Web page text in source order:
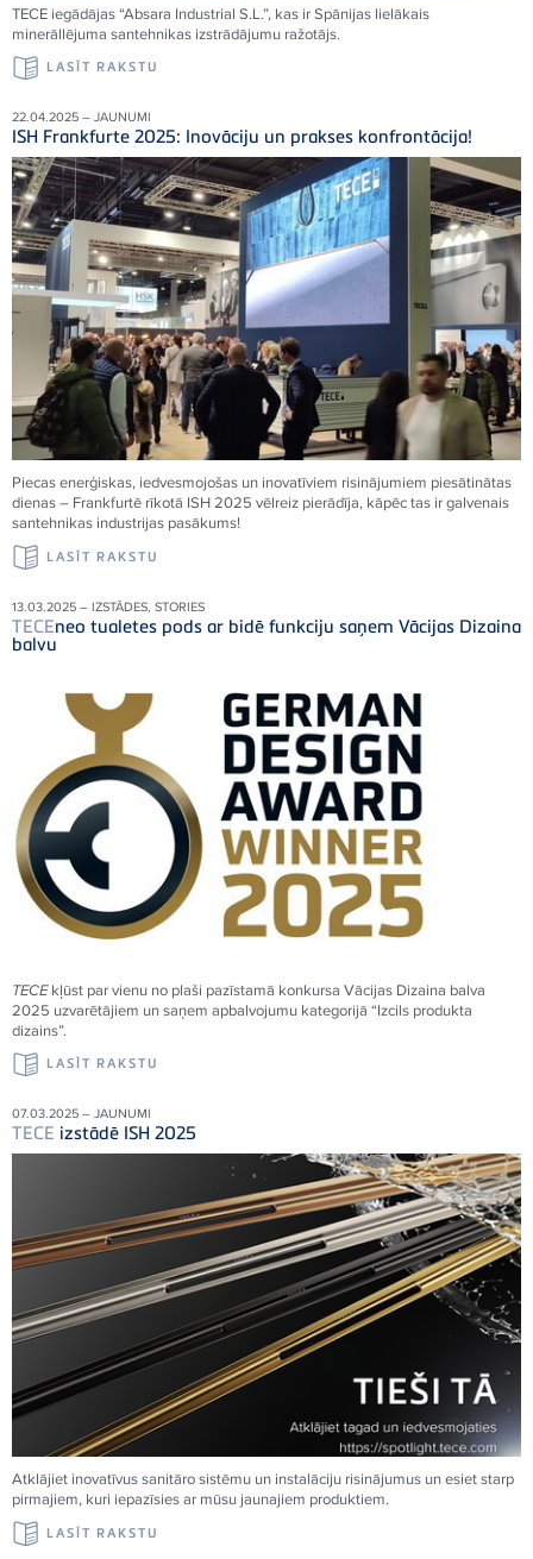
TECE iegādājas “Absara Industrial S.L.”, kas ir Spānijas lielākais
minerāllējuma santehnikas izstrādājumu ražotājs.
LASĪT RAKSTU
22.04.2025 – JAUNUMI
ISH Frankfurte 2025: Inovāciju un prakses konfrontācija!
Piecas enerģiskas, iedvesmojošas un inovatīviem risinājumiem piesātinātas
dienas – Frankfurtē rīkotā ISH 2025 vēlreiz pierādīja, kāpēc tas ir galvenais
santehnikas industrijas pasākums!
LASĪT RAKSTU
13.03.2025 – IZSTĀDES, STORIES
TECEneo tualetes pods ar bidē funkciju saņem Vācijas Dizaina
balvu
TECEkļūst par vienu no plaši pazīstamā konkursa Vācijas Dizaina balva
2025 uzvarētājiem un saņem apbalvojumu kategorijā “Izcils produkta
dizains”.
LASĪT RAKSTU
07.03.2025 – JAUNUMI
TECE izstādē ISH 2025
Atklājiet inovatīvus sanitāro sistēmu un instalāciju risinājumus un esiet starp
pirmajiem, kuri iepazīsies ar mūsu jaunajiem produktiem.
LASĪT RAKSTU